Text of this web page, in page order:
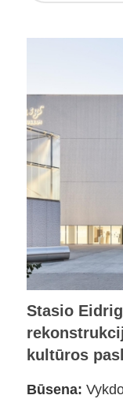
Stasio
kultūros
Būsena: